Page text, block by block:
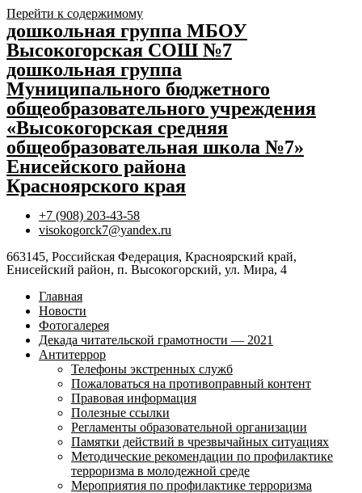
Перейти к содержимому
дошкольная группа МБОУ
Высокогорская СОШ №7
дошкольная группа
Муниципального бюджетного
общеобразовательного учреждения
«Высокогорская средняя
общеобразовательная школа №7»
Енисейского района
Красноярского края
+7 (908) 203-43-58
visokogorck7@yandex.ru
663145, Российская Федерация, Красноярский край,
Енисейский район, п. Высокогорский, ул. Мира, 4
Главная
Новости
Фотогалерея
Декада читательской грамотности — 2021
Антитеррор
Телефоны экстренных служб
Пожаловаться на противоправный контент
Правовая информация
Полезные ссылки
Регламенты образовательной организации
Памятки действий в чрезвычайных ситуациях
Методические рекомендации по профилактике
терроризма в молодежной среде
Мероприятия по профилактике терроризма